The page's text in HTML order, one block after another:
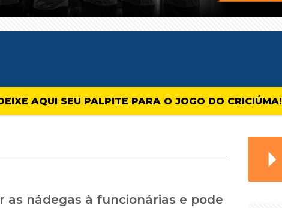
AQUI SEU PALPITE PARA O JOGO DO CRICIÚMA!
as nádegas à funcionárias e pode